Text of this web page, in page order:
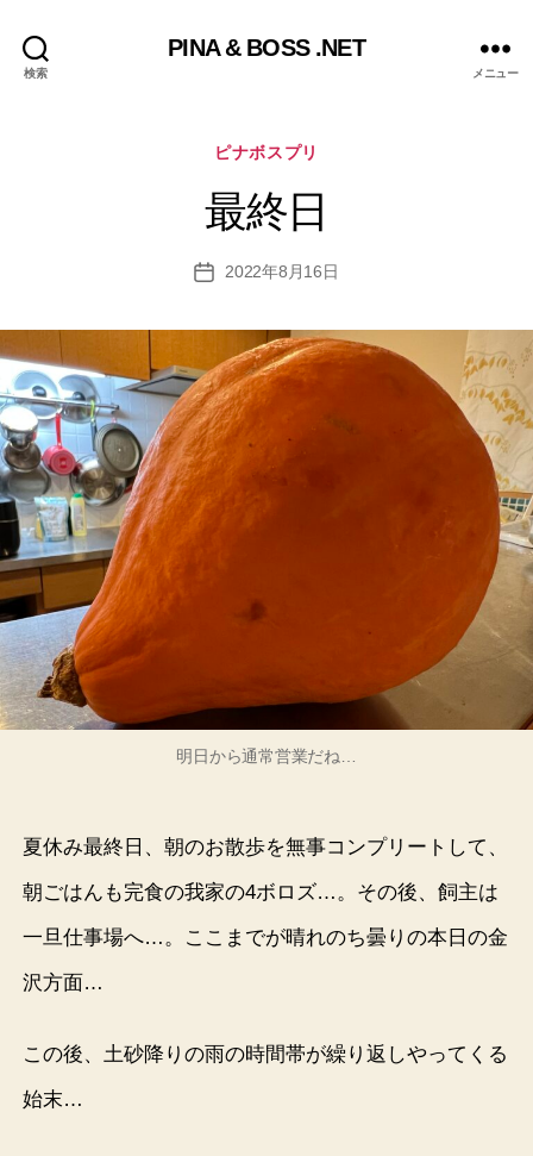
検索
PINA & BOSS .NET
メニュー
カ
ゴ
リ
ピナボスプリ
最終日
投
2022年8月16日
明日から通常営業だね…
夏休み最終日、朝のお散歩を無事コンプリートして、
朝ごはんも完食の我家の4ボロズ…。その後、飼主は
一旦仕事場へ…。ここまでが晴れのち曇りの本日の金
沢方面…
この後、土砂降りの雨の時間帯が繰り返しやってくる
始末…